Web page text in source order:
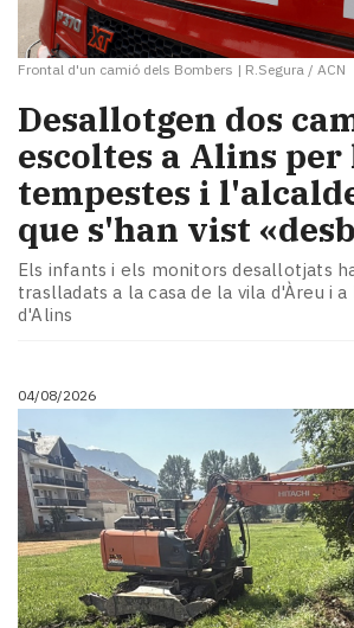
Frontal d'un camió dels Bombers | R.Segura / ACN
​Desallotgen dos
escoltes a Alins per
tempestes i
que s'han vist
Els infants i els monitors desallotjats
traslladats a la casa de la vila d'Àreu i
d'Alins
04/08/2026